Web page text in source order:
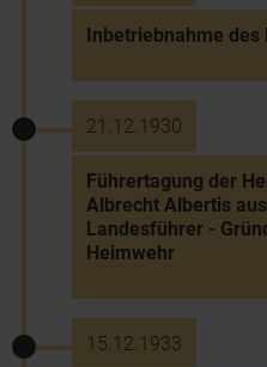
Inbetriebnahme
21.12.1930
Führertagung der
Albrecht Albertis
Landesführer -
Heimwehr
15.12.1933